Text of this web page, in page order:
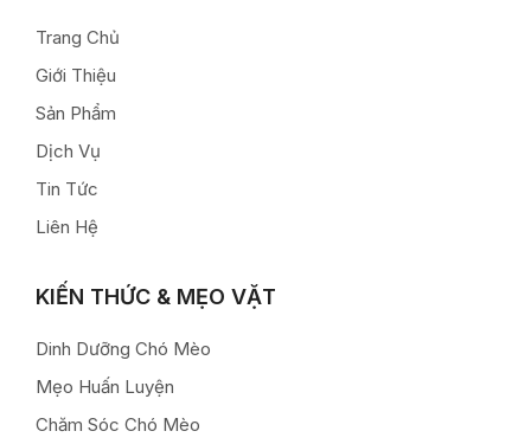
Trang Chủ
Giới Thiệu
Sản Phẩm
Dịch Vụ
Tin Tức
Liên Hệ
KIẾN THỨC & MẸO VẶT
Dinh Dưỡng Chó Mèo
Mẹo Huấn Luyện
Chăm Sóc Chó Mèo